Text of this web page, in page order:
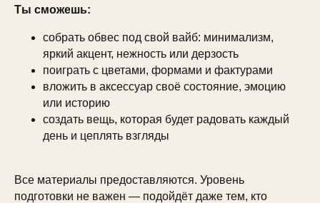
Ты сможешь:
собрать обвес под свой вайб: минимализм,
яркий акцент, нежность или дерзость
поиграть с цветами, формами и фактурами
вложить в аксессуар своё состояние, эмоцию
или историю
создать вещь, которая будет радовать каждый
день и цеплять взгляды
Все материалы предоставляются. Уровень
подготовки не важен — подойдёт даже тем, кто